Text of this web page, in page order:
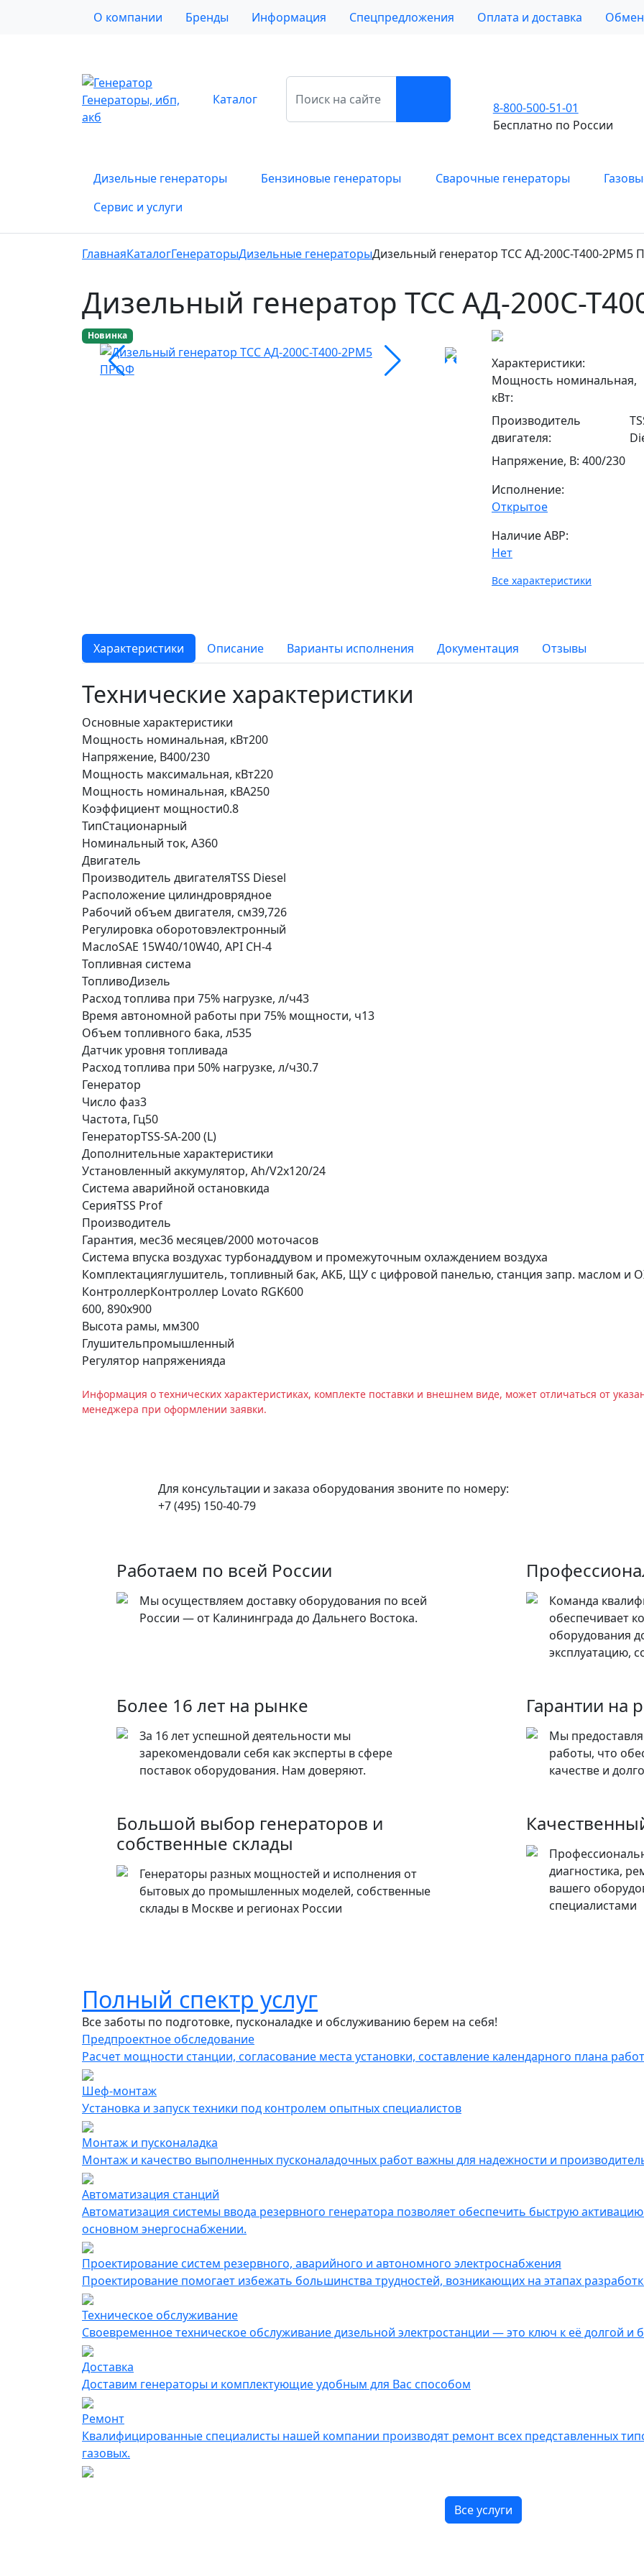
О компании Бренды Информация Спецпредложения Оплата и доставка Обмен
Генераторы, ибп,
акб
Каталог
8-800-500-51-01
Бесплатно по России
Дизельные генераторы Бензиновые генераторы Сварочные генераторы
Сервис и услуги
ГлавнаяКаталогГенераторыДизельные генераторыДизельный генератор ТСС АД-200С-Т400-2РМ5
Дизельный генератор ТСС АД-200С-
Новинка
Характеристики:
Мощность номинальная,
кВт:
Производитель
двигателя:
Напряжение, В: 400/230
Исполнение:
Открытое
Наличие АВР:
Нет
Все характеристики
Характеристики Описание Варианты исполнения Документация Отзывы
Технические характеристики
Основные характеристики
Мощность номинальная, кВт200
Напряжение, В400/230
Мощность максимальная, кВт220
Мощность номинальная, кВА250
Коэффициент мощности0.8
ТипСтационарный
Номинальный ток, А360
Двигатель
Производитель двигателяTSS Diesel
Расположение цилиндроврядное
Рабочий объем двигателя, см39,726
Регулировка оборотовэлектронный
МаслоSAE 15W40/10W40, API CH-4
Топливная система
ТопливоДизель
Расход топлива при 75% нагрузке, л/ч43
Время автономной работы при 75% мощности, ч13
Объем топливного бака, л535
Датчик уровня топливада
Расход топлива при 50% нагрузке, л/ч30.7
Генератор
Число фаз3
Частота, Гц50
ГенераторTSS-SA-200 (L)
Дополнительные характеристики
Установленный аккумулятор, Ah/V2x120/24
Система аварийной остановкида
СерияTSS Prof
Производитель
Гарантия, мес36 месяцев/2000 моточасов
Система впуска воздухас турбонаддувом и промежуточным охлаждением воздуха
Комплектацияглушитель, топливный бак, АКБ, ЩУ с цифровой панелью, станция запр. маслом и
КонтроллерКонтроллер Lovato RGK600
600, 890х900
Высота рамы, мм300
Глушительпромышленный
Регулятор напряженияда
Информация о технических характеристиках, комплекте поставки и внешнем виде, может отличаться от
менеджера при оформлении заявки.
Для консультации и заказа оборудования звоните по номеру:
+7 (495) 150-40-79
Работаем по всей России
Мы осуществляем доставку оборудования по всей
России — от Калининграда до Дальнего Востока.
Команда
обеспечивает
оборудования
эксплуатацию,
Более 16 лет на рынке
За 16 лет успешной деятельности мы
зарекомендовали себя как эксперты в сфере
поставок оборудования. Нам доверяют.
Гарантии на
Мы
работы, что
качестве и
Большой выбор генераторов и
собственные склады
Генераторы разных мощностей и исполнения от
бытовых до промышленных моделей, собственные
склады в Москве и регионах России
диагностика,
вашего
специалистами
Полный спектр услуг
Все заботы по подготовке, пусконаладке и обслуживанию берем на себя!
Предпроектное обследование
Расчет мощности станции, согласование места установки, составление календарного плана
Шеф-монтаж
Установка и запуск техники под контролем опытных специалистов
Монтаж и пусконаладка
Монтаж и качество выполненных пусконаладочных работ важны для надежности и
Автоматизация cтанций
Автоматизация системы ввода резервного генератора позволяет обеспечить быструю
основном энергоснабжении.
Проектирование систем резервного, аварийного и автономного электроснабжения
Проектирование помогает избежать большинства трудностей, возникающих на этапах
Техническое обслуживание
Своевременное техническое обслуживание дизельной электростанции — это ключ к её долгой и
Доставка
Доставим генераторы и комплектующие удобным для Вас способом
Ремонт
Квалифицированные специалисты нашей компании производят ремонт всех представленных
газовых.
Все услуги